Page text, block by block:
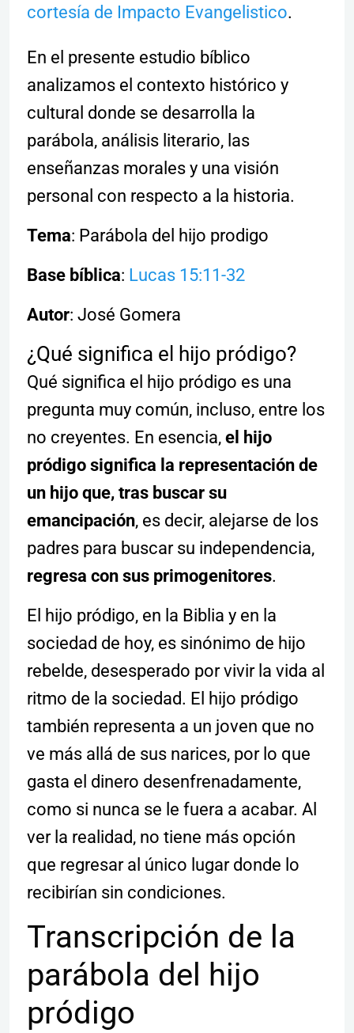
cortesía de Impacto Evangelistico.
En el presente estudio bíblico
analizamos el contexto histórico y
cultural donde se desarrolla la
parábola, análisis literario, las
enseñanzas morales y una visión
personal con respecto a la historia.
Tema: Parábola del hijo prodigo
Base bíblica: Lucas 15:11-32
Autor: José Gomera
¿Qué significa el hijo pródigo?
Qué significa el hijo pródigo es una
pregunta muy común, incluso, entre los
no creyentes. En esencia, el hijo
pródigo significa la representación de
un hijo que, tras buscar su
emancipación, es decir, alejarse de los
padres para buscar su independencia,
regresa con sus primogenitores.
El hijo pródigo, en la Biblia y en la
sociedad de hoy, es sinónimo de hijo
rebelde, desesperado por vivir la vida al
ritmo de la sociedad. El hijo pródigo
también representa a un joven que no
ve más allá de sus narices, por lo que
gasta el dinero desenfrenadamente,
como si nunca se le fuera a acabar. Al
ver la realidad, no tiene más opción
que regresar al único lugar donde lo
recibirían sin condiciones.
Transcripción de la
parábola del hijo
pródigo